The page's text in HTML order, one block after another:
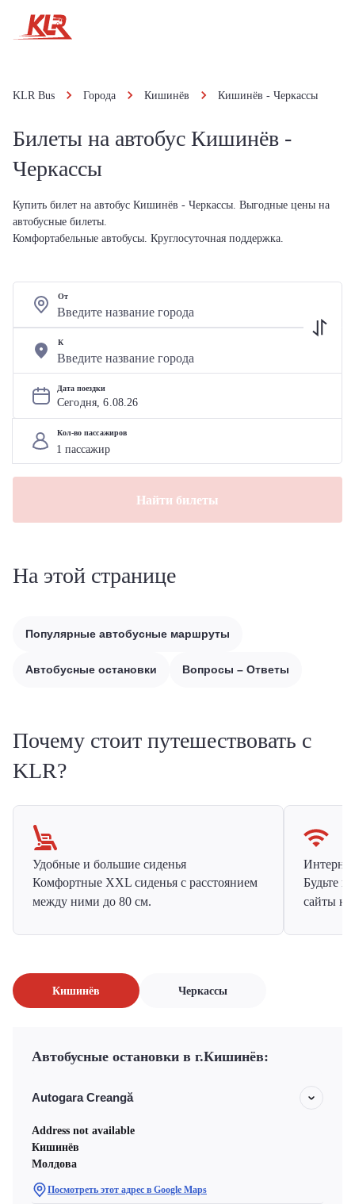
KLR Bus Города Кишинёв Кишинёв - Черкассы
Билеты на автобус Кишинёв -
Черкассы
Купить билет на автобус Кишинёв - Черкассы. Выгодные цены на
автобусные билеты.
Комфортабельные автобусы. Круглосуточная поддержка.
От
К
Дата поездки
Сегодня, 6.08.26
Кол-во пассажиров
Найти билеты
На этой странице
Популярные автобусные маршруты
Автобусные остановки Вопросы – Ответы
Почему стоит путешествовать с
KLR?
Удобные и большие сиденья
Комфортные XXL сиденья с расстоянием
между ними до 80 см.
Будьте
сайты на
Кишинёв Черкассы
Автобусные остановки в г.Кишинёв:
Autogara Creangă
Address not available
Кишинёв
Молдова
Посмотреть этот адрес в Google Maps